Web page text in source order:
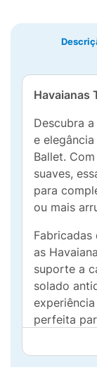
Havaianas
Descubra
e
Ballet.
suaves,
para
ou mais
as
suporte a
solado
perfeita
parque ou
praia.